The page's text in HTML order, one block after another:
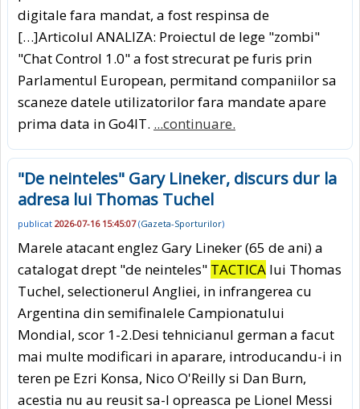
digitale fara mandat, a fost respinsa de
[…]Articolul ANALIZA: Proiectul de lege "zombi"
"Chat Control 1.0" a fost strecurat pe furis prin
Parlamentul European, permitand companiilor sa
scaneze datele utilizatorilor fara mandate apare
prima data in Go4IT. ...continuare.
"De neinteles" Gary Lineker, discurs dur la
adresa lui Thomas Tuchel
publicat 2026-07-16 15:45:07(Gazeta-Sporturilor)
Marele atacant englez Gary Lineker (65 de ani) a
catalogat drept "de neinteles" TACTICA lui Thomas
Tuchel, selectionerul Angliei, in infrangerea cu
Argentina din semifinalele Campionatului
Mondial, scor 1-2.Desi tehnicianul german a facut
mai multe modificari in aparare, introducandu-i in
teren pe Ezri Konsa, Nico O'Reilly si Dan Burn,
acestia nu au reusit sa-l opreasca pe Lionel Messi